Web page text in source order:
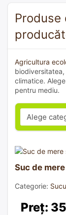
Agricultura
climatice.
pentru mediu.
Suc de
Categorie:
Preț: